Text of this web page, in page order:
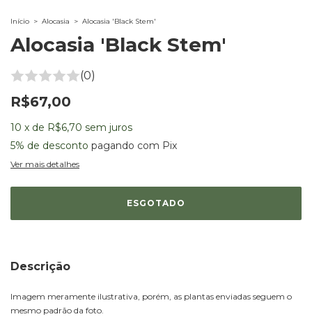
Início > Alocasia > Alocasia 'Black Stem'
Alocasia 'Black Stem'
(0)
R$67,00
10 x de R$6,70 sem juros
5% de desconto pagando com Pix
Ver mais detalhes
Descrição
Imagem meramente ilustrativa, porém, as plantas enviadas seguem o
mesmo padrão da foto.